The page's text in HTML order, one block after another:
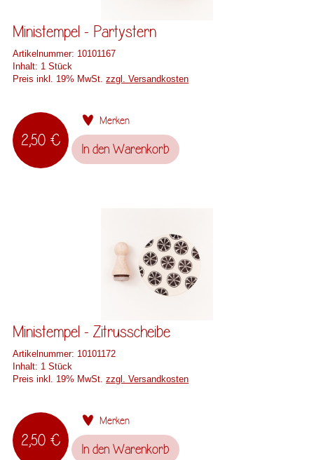
Ministempel - Partystern
Artikelnummer: 10101167
Inhalt: 1 Stück
Preis inkl. 19% MwSt.zzgl. Versandkosten
2,50 €
Merken
In den Warenkorb
Ministempel - Zitrusscheibe
Artikelnummer: 10101172
Inhalt: 1 Stück
Preis inkl. 19% MwSt.zzgl. Versandkosten
2,50 €
Merken
In den Warenkorb